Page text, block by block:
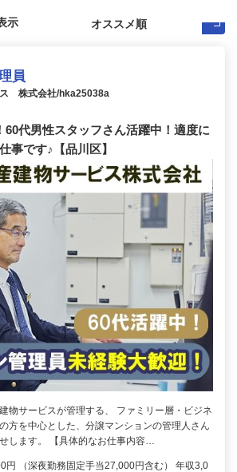
示
員
株式会社/hka25038a
60代男性スタッフさん活躍中！適度に
事です♪【品川区】
物サービスが管理する、 ファミリー層・ビジネ
方を中心とした、分譲マンションの管理人さん
します。 【具体的なお仕事内容…
円 （深夜勤務固定手当27,000円含む） 年収3,0